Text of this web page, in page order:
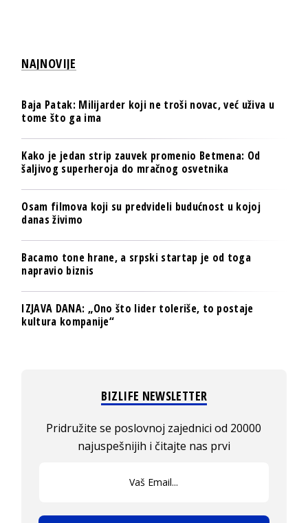
NAJNOVIJE
Baja Patak: Milijarder koji ne troši novac, već uživa u
tome što ga ima
Kako je jedan strip zauvek promenio Betmena: Od
šaljivog superheroja do mračnog osvetnika
Osam filmova koji su predvideli budućnost u kojoj
danas živimo
Bacamo tone hrane, a srpski startap je od toga
napravio biznis
IZJAVA DANA: „Ono što lider toleriše, to postaje
kultura kompanije“
BIZLIFE NEWSLETTER
Pridružite se poslovnoj zajednici od 20000
najuspešnijih i čitajte nas prvi